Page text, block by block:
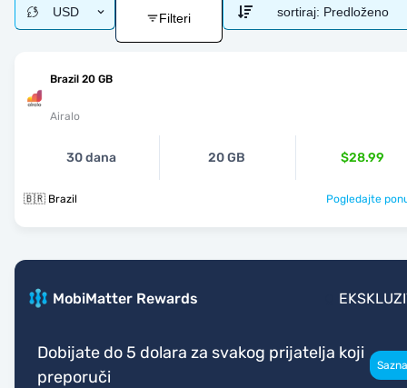
USD Filteri sortiraj: Predloženo
Brazil 20 GB
Airalo
30 dana 20 GB $28.99
🇧🇷 Brazil Pogledajte
MobiMatter Rewards
Dobijate do 5 dolara za svakog prijatelja koji
preporuči